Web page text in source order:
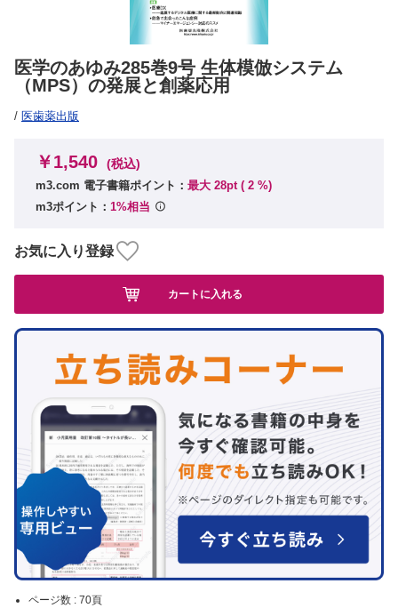
医学のあゆみ285巻9号 生体模倣システム
（MPS）の発展と創薬応用
/ 医歯薬出版
ページ数 : 70頁
￥1,540 (税込)
m3.com 電子書籍ポイント： 最大 28pt ( 2 %)
m3ポイント： 1%相当
お気に入り登録
カートに入れる